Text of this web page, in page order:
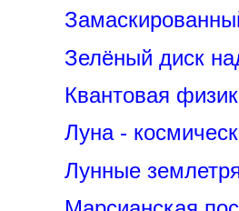
Зелёный диск
Квантовая
Луна -
Лунные